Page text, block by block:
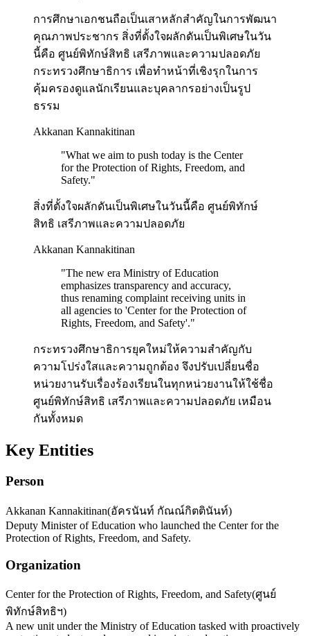
การศึกษาเอกชนถือเป็นเสาหลักสำคัญในการพัฒนา
คุณภาพประชากร สิ่งที่ตั้งใจผลักดันเป็นพิเศษในวัน
นี้คือ ศูนย์พิทักษ์สิทธิ เสรีภาพและความปลอดภัย
กระทรวงศึกษาธิการ เพื่อทำหน้าที่เชิงรุกในการ
คุ้มครองดูแลนักเรียนและบุคลากรอย่างเป็นรูป
ธรรม
Akkanan Kannakitinan
"What we aim to push today is the Center
for the Protection of Rights, Freedom, and
Safety."
สิ่งที่ตั้งใจผลักดันเป็นพิเศษในวันนี้คือ ศูนย์พิทักษ์
สิทธิ เสรีภาพและความปลอดภัย
Akkanan Kannakitinan
"The new era Ministry of Education
emphasizes transparency and accuracy,
thus renaming complaint receiving units in
all agencies to 'Center for the Protection of
Rights, Freedom, and Safety'."
กระทรวงศึกษาธิการยุคใหม่ให้ความสำคัญกับ
ความโปร่งใสและความถูกต้อง จึงปรับเปลี่ยนชื่อ
หน่วยงานรับเรื่องร้องเรียนในทุกหน่วยงานให้ใช้ชื่อ
ศูนย์พิทักษ์สิทธิ เสรีภาพและความปลอดภัย เหมือน
กันทั้งหมด
Key Entities
Person
Akkanan Kannakitinan(อัครนันท์ กัณณ์กิตตินันท์)
Deputy Minister of Education who launched the Center for the
Protection of Rights, Freedom, and Safety.
Organization
Center for the Protection of Rights, Freedom, and Safety(ศูนย์
พิทักษ์สิทธิฯ)
A new unit under the Ministry of Education tasked with proactively